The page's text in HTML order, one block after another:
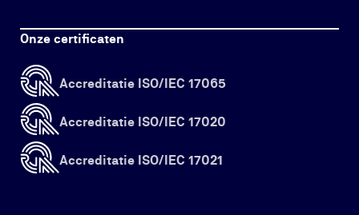
Onze certificaten
Accreditatie ISO/IEC 17065
Accreditatie ISO/IEC 17020
Accreditatie ISO/IEC 17021